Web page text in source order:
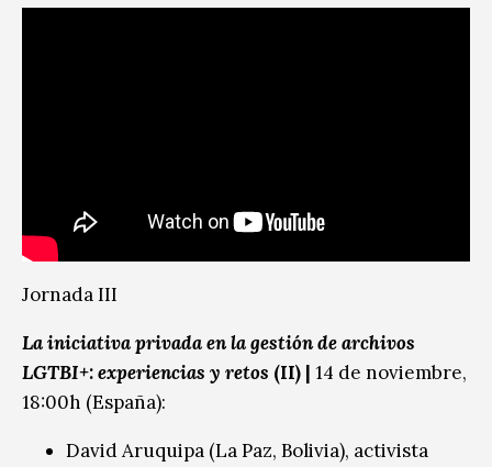
Jornada III
La iniciativa privada en la gestión de archivos
LGTBI+: experiencias y retos (II) | 14 de noviembre,
18:00h (España):
David Aruquipa (La Paz, Bolivia), activista